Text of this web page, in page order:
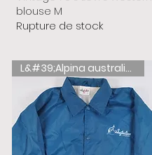
blouse M
Rupture de stock
L&#39;Alpina australienne